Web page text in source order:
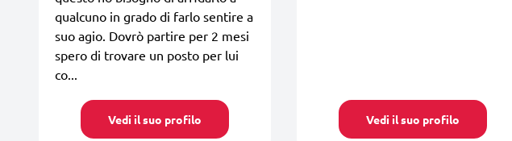
qualcuno in grado di farlo sentire a
suo agio. Dovrò partire per 2 mesi
spero di trovare un posto per lui
co...
Vedi il suo profilo Vedi il suo profilo